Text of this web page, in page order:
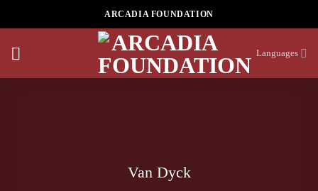
to
ARCADIA FOUNDATION
Languages
Van Dyck